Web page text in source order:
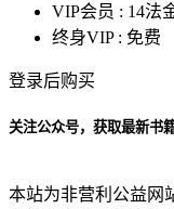
VIP会员 : 14法
终身VIP : 免费
登录后购买
关注公众号，获取最新书
本站为非营利公益网